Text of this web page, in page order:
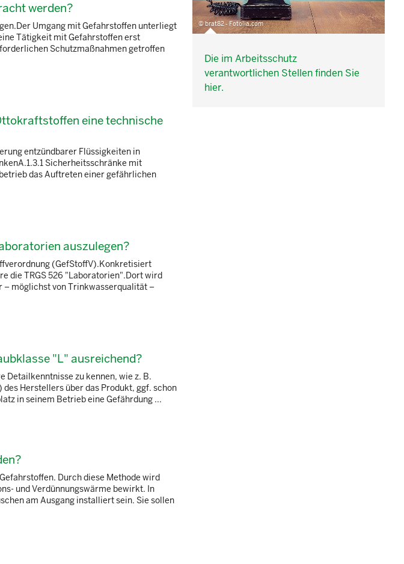
werden?
Umgang mit Gefahrstoffen unterliegt
Tätigkeit mit Gefahrstoffen erst
Schutzmaßnahmen getroffen
eine technische
entzündbarer Flüssigkeiten in
Sicherheitsschränke mit
das Auftreten einer gefährlichen
auszulegen?
(GefStoffV).Konkretisiert
die TRGS 526 "Laboratorien".Dort wird
– möglichst von Trinkwasserqualität –
"L" ausreichend?
Detailkenntnisse zu kennen, wie z. B.
Herstellers über das Produkt, ggf. schon
in seinem Betrieb eine Gefährdung ...
Durch diese Methode wird
und Verdünnungswärme bewirkt. In
am Ausgang installiert sein. Sie sollen
© brat82 - Fotolia.com
Die im Arbeitsschutz
verantwortlichen Stellen finden Sie
hier.